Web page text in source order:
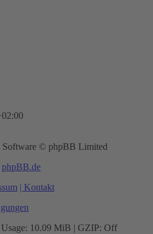
© phpBB Limited
phpBB.de
| Kontakt
Usage: 10.09 MiB | GZIP: Off